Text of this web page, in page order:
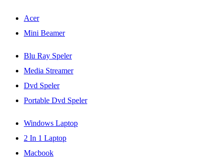
Acer
Mini Beamer
Blu Ray Speler
Media Streamer
Dvd Speler
Portable Dvd Speler
Windows Laptop
2 In 1 Laptop
Macbook